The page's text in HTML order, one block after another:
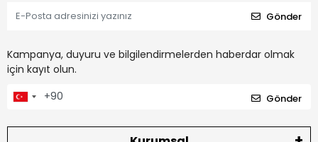
Gönder
Kampanya, duyuru ve bilgilendirmelerden haberdar olmak
için kayıt olun.
Gönder